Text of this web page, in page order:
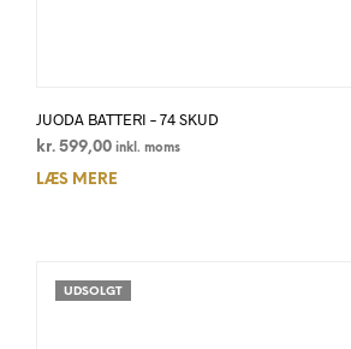
JUODA BATTERI – 74 SKUD
kr. 599,00 inkl. moms
LÆS MERE
UDSOLGT